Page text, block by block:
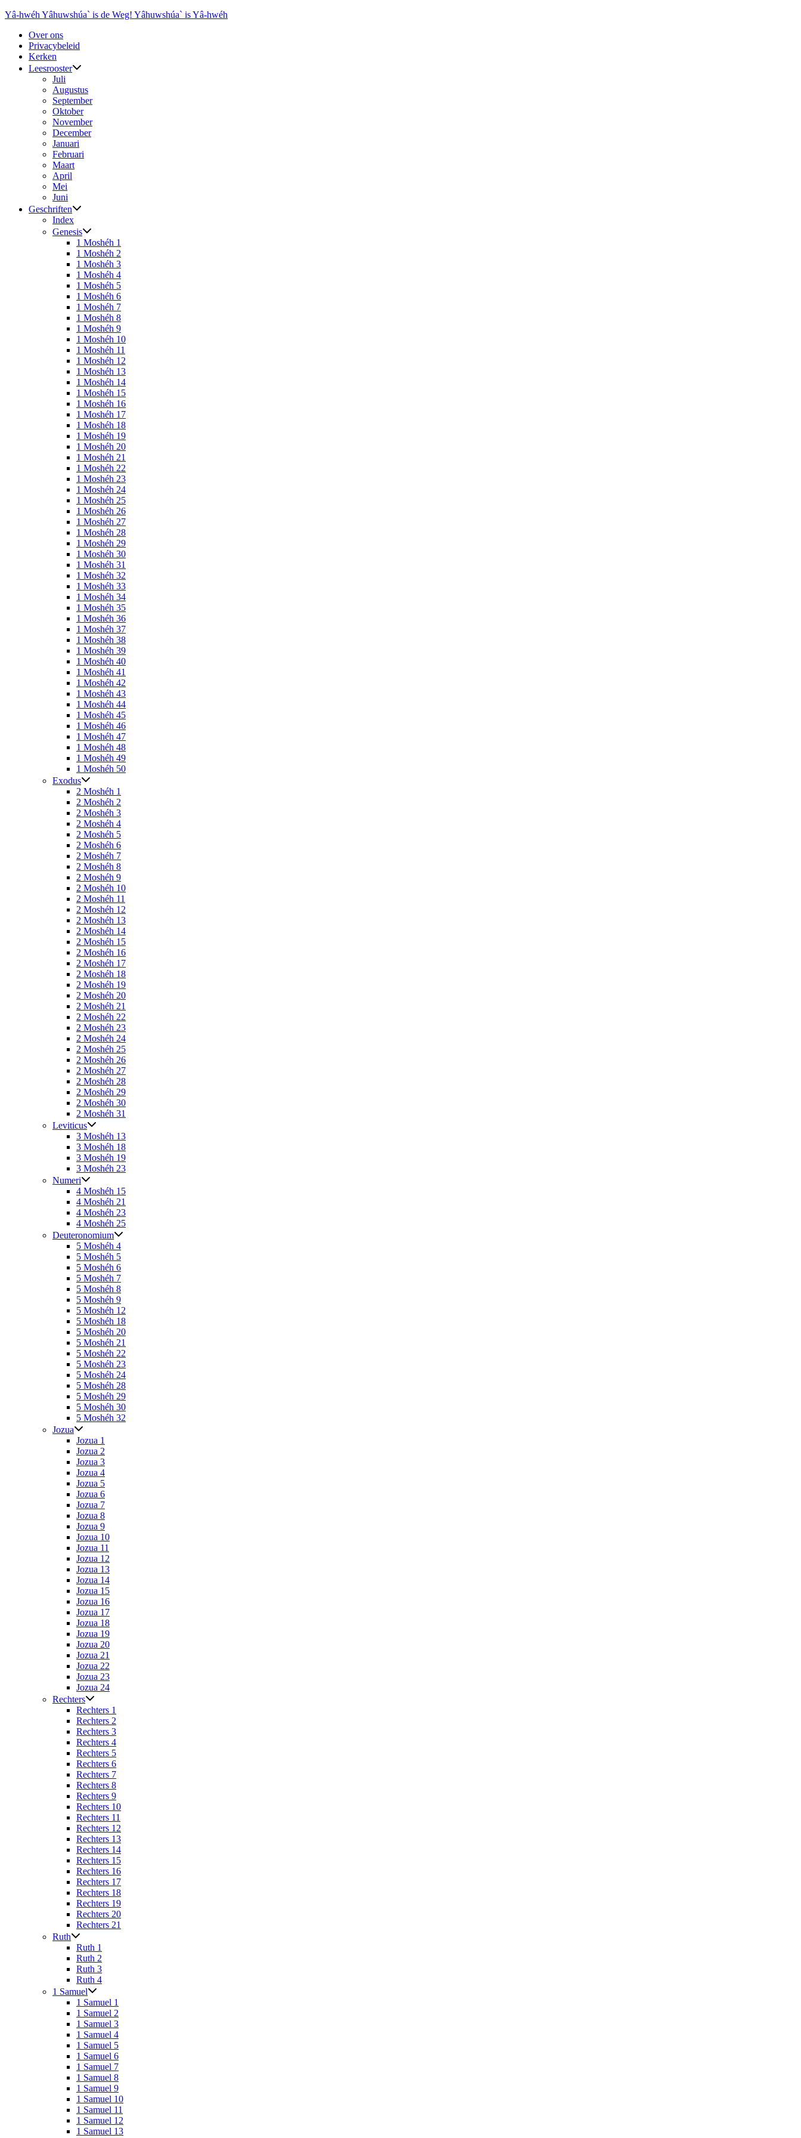
Ga
inhoud
Yâ-hwéh Yâhuwshúa` is de Weg! Yâhuwshúa` is Yâ-hwéh
Over ons
Privacybeleid
Kerken
Leesrooster
Juli
Augustus
September
Oktober
November
December
Januari
Februari
Maart
April
Mei
Juni
Geschriften
Index
Genesis
1 Moshéh 1
1 Moshéh 2
1 Moshéh 3
1 Moshéh 4
1 Moshéh 5
1 Moshéh 6
1 Moshéh 7
1 Moshéh 8
1 Moshéh 9
1 Moshéh 10
1 Moshéh 11
1 Moshéh 12
1 Moshéh 13
1 Moshéh 14
1 Moshéh 15
1 Moshéh 16
1 Moshéh 17
1 Moshéh 18
1 Moshéh 19
1 Moshéh 20
1 Moshéh 21
1 Moshéh 22
1 Moshéh 23
1 Moshéh 24
1 Moshéh 25
1 Moshéh 26
1 Moshéh 27
1 Moshéh 28
1 Moshéh 29
1 Moshéh 30
1 Moshéh 31
1 Moshéh 32
1 Moshéh 33
1 Moshéh 34
1 Moshéh 35
1 Moshéh 36
1 Moshéh 37
1 Moshéh 38
1 Moshéh 39
1 Moshéh 40
1 Moshéh 41
1 Moshéh 42
1 Moshéh 43
1 Moshéh 44
1 Moshéh 45
1 Moshéh 46
1 Moshéh 47
1 Moshéh 48
1 Moshéh 49
1 Moshéh 50
Exodus
2 Moshéh 1
2 Moshéh 2
2 Moshéh 3
2 Moshéh 4
2 Moshéh 5
2 Moshéh 6
2 Moshéh 7
2 Moshéh 8
2 Moshéh 9
2 Moshéh 10
2 Moshéh 11
2 Moshéh 12
2 Moshéh 13
2 Moshéh 14
2 Moshéh 15
2 Moshéh 16
2 Moshéh 17
2 Moshéh 18
2 Moshéh 19
2 Moshéh 20
2 Moshéh 21
2 Moshéh 22
2 Moshéh 23
2 Moshéh 24
2 Moshéh 25
2 Moshéh 26
2 Moshéh 27
2 Moshéh 28
2 Moshéh 29
2 Moshéh 30
2 Moshéh 31
Leviticus
3 Moshéh 13
3 Moshéh 18
3 Moshéh 19
3 Moshéh 23
Numeri
4 Moshéh 15
4 Moshéh 21
4 Moshéh 23
4 Moshéh 25
Deuteronomium
5 Moshéh 4
5 Moshéh 5
5 Moshéh 6
5 Moshéh 7
5 Moshéh 8
5 Moshéh 9
5 Moshéh 12
5 Moshéh 18
5 Moshéh 20
5 Moshéh 21
5 Moshéh 22
5 Moshéh 23
5 Moshéh 24
5 Moshéh 28
5 Moshéh 29
5 Moshéh 30
5 Moshéh 32
Jozua
Jozua 1
Jozua 2
Jozua 3
Jozua 4
Jozua 5
Jozua 6
Jozua 7
Jozua 8
Jozua 9
Jozua 10
Jozua 11
Jozua 12
Jozua 13
Jozua 14
Jozua 15
Jozua 16
Jozua 17
Jozua 18
Jozua 19
Jozua 20
Jozua 21
Jozua 22
Jozua 23
Jozua 24
Rechters
Rechters 1
Rechters 2
Rechters 3
Rechters 4
Rechters 5
Rechters 6
Rechters 7
Rechters 8
Rechters 9
Rechters 10
Rechters 11
Rechters 12
Rechters 13
Rechters 14
Rechters 15
Rechters 16
Rechters 17
Rechters 18
Rechters 19
Rechters 20
Rechters 21
Ruth
Ruth 1
Ruth 2
Ruth 3
Ruth 4
1 Samuel
1 Samuel 1
1 Samuel 2
1 Samuel 3
1 Samuel 4
1 Samuel 5
1 Samuel 6
1 Samuel 7
1 Samuel 8
1 Samuel 9
1 Samuel 10
1 Samuel 11
1 Samuel 12
1 Samuel 13